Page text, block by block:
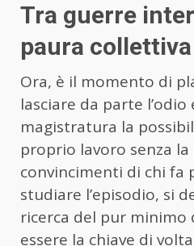
Tra guerre
paura collettiva
Ora, è il momento di
lasciare da parte l’odio
magistratura la
proprio lavoro senza
convincimenti di chi fa
studiare l’episodio, si
ricerca del pur minimo
essere la chiave di